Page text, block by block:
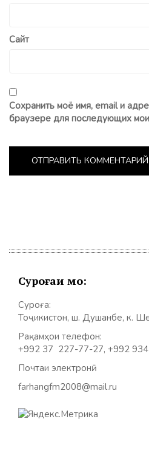
Сайт
Сохранить моё имя, email и
браузере для последующих
Суроғаи мо:
Суроға:
Тоҷикистон, ш. Душанбе, к.
Рақамҳои телефон:
+992 37 227-77-27, +992
Почтаи электронӣ:
farhangfm2008@mail.ru